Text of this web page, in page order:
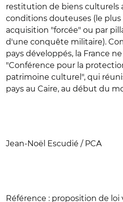
restitution de biens culturels
conditions douteuses (le
acquisition "forcée" ou par
d'une conquête militaire).
pays développés, la France
"Conférence pour la
patrimoine culturel", qui
pays au Caire, au début du
Jean-Noël Escudié / PCA
Référence : proposition de loi